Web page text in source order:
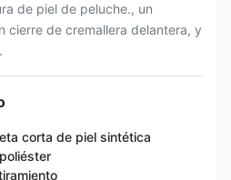
de piel de peluche., un
cierre de cremallera delantera, y
corta de piel sintética